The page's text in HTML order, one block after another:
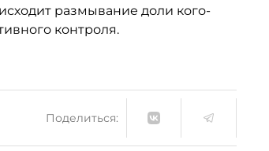
размывание доли кого-
контроля.
Поделиться: